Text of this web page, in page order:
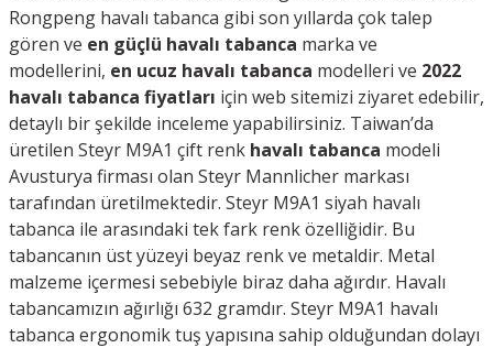
Rongpeng havalı tabanca gibi son yıllarda çok talep
gören ve en güçlü havalı tabanca marka ve
modellerini, en ucuz havalı tabanca modelleri ve 2022
havalı tabanca fiyatları için web sitemizi ziyaret edebilir,
detaylı bir şekilde inceleme yapabilirsiniz. Taiwan’da
üretilen Steyr M9A1 çift renk havalı tabanca modeli
Avusturya firması olan Steyr Mannlicher markası
tarafından üretilmektedir. Steyr M9A1 siyah havalı
tabanca ile arasındaki tek fark renk özelliğidir. Bu
tabancanın üst yüzeyi beyaz renk ve metaldir. Metal
malzeme içermesi sebebiyle biraz daha ağırdır. Havalı
tabancamızın ağırlığı 632 gramdır. Steyr M9A1 havalı
tabanca ergonomik tuş yapısına sahip olduğundan dolayı